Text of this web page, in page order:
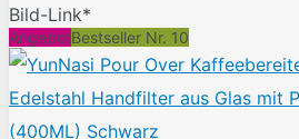
Bild-Link*
AngebotBestseller Nr. 10